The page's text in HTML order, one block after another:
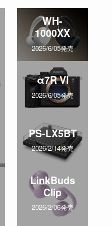
WH-
1000XX
2026/6/05発売
α7R VI
2026/6/05発売
PS-LX5BT
2026/2/14発売
LinkBuds
Clip
2026/2/06発売